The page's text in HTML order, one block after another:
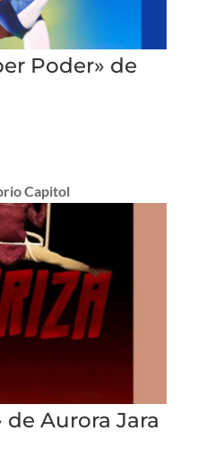
Poder» de
Capitol
de Aurora Jara